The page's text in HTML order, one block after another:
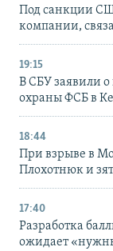
Под санкции
компании,
19:15
В СБУ заявили
охраны ФСБ в
18:44
При взрыве в
Плохотнюк и
17:40
Разработка
ожидает